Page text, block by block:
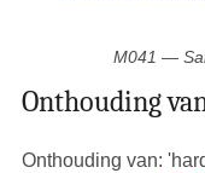
M041 —
Onthouding
Onthouding van: